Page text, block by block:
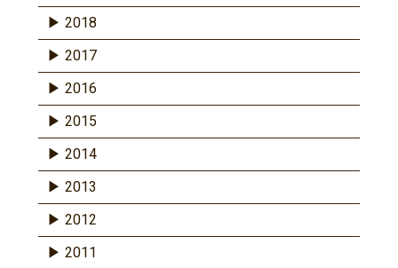
2018
2017
2016
2015
2014
2013
2012
2011